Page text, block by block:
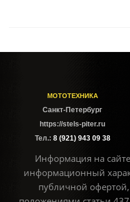
МОТОТЕХНИКА
Cанкт-Петербург
https://stels-piter.ru
Тел.: 8 (921) 943 09 38
Информация на
информационный
публичной офертой,